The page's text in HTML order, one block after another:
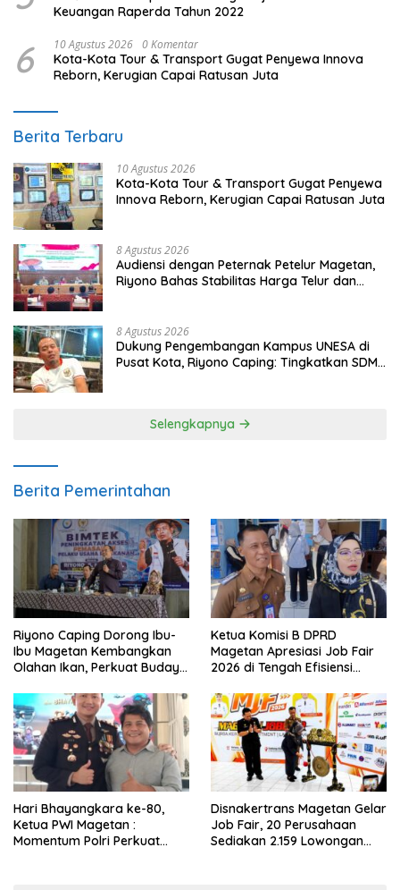
Keuangan Raperda Tahun 2022
6 10 Agustus 2026 0 Komentar
Kota-Kota Tour & Transport Gugat Penyewa Innova
Reborn, Kerugian Capai Ratusan Juta
Berita Terbaru
10 Agustus 2026
Kota-Kota Tour & Transport Gugat Penyewa
Innova Reborn, Kerugian Capai Ratusan Juta
8 Agustus 2026
Audiensi dengan Peternak Petelur Magetan,
Riyono Bahas Stabilitas Harga Telur dan
8 Agustus 2026
Dukung Pengembangan Kampus UNESA di
Pusat Kota, Riyono Caping: Tingkatkan SDM
Selengkapnya
Berita Pemerintahan
Riyono Caping Dorong Ibu-
Ibu Magetan Kembangkan
Olahan Ikan, Perkuat Budaya
Ketua Komisi B DPRD
Magetan Apresiasi Job Fair
2026 di Tengah Efisiensi
Hari Bhayangkara ke-80,
Ketua PWI Magetan :
Momentum Polri Perkuat
Disnakertrans Magetan Gelar
Job Fair, 20 Perusahaan
Sediakan 2.159 Lowongan